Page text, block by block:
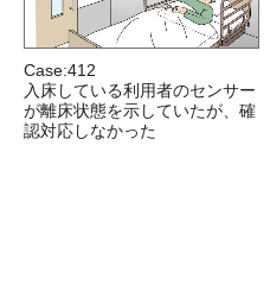
Case:412
入床している利用者のセンサー
が離床状態を示していたが、確
認対応しなかった